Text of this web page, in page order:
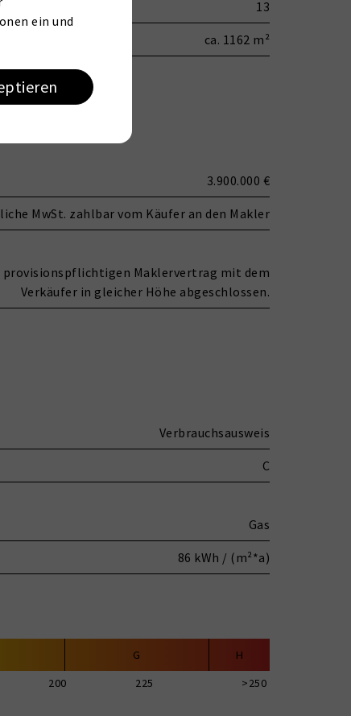
13
ca. 1162 m²
3.900.000 €
MwSt. zahlbar vom Käufer an den Makler
provisionspflichtigen Maklervertrag mit dem
Verkäufer in gleicher Höhe abgeschlossen.
Verbrauchsausweis
C
Gas
86 kWh / (m²*a)
G
H
200 225 >250
ein und